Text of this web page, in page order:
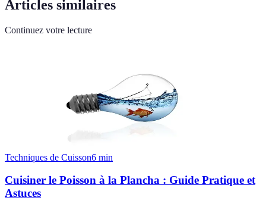
Articles similaires
Continuez votre lecture
Techniques de Cuisson6 min
Cuisiner le Poisson à la Plancha : Guide Pratique et
Astuces